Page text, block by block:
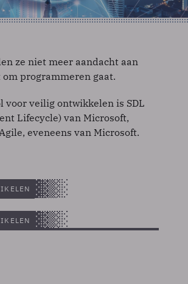
ze niet meer aandacht aan
programmeren gaat.
voor veilig ontwikkelen is SDL
Lifecycle) van Microsoft,
eveneens van Microsoft.